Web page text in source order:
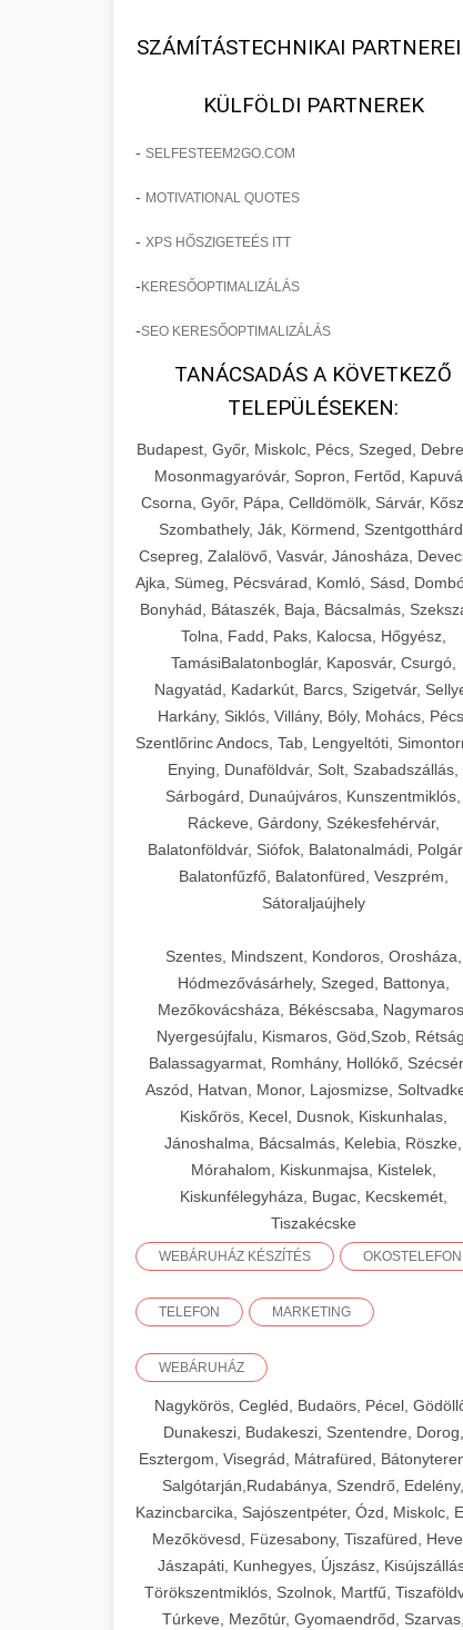
SZÁMÍTÁSTECHNIKAI
KÜLFÖLDI PARTNEREK
- SELFESTEEM2GO.COM
- MOTIVATIONAL QUOTES
- XPS HŐSZIGETEÉS ITT
- KERESŐOPTIMALIZÁLÁS
-SEO KERESŐOPTIMALIZÁLÁS
TANÁCSADÁS A KÖVETKEZŐ
TELEPÜLÉSEKEN:
Budapest, Győr, Miskolc, Pécs, Szeged,
Mosonmagyaróvár, Sopron, Fertőd,
Csorna, Győr, Pápa, Celldömölk, Sárvár,
Szombathely, Ják, Körmend, Szentgotthárd,
Csepreg, Zalalövő, Vasvár, Jánosháza,
Ajka, Sümeg, Pécsvárad, Komló, Sásd,
Bonyhád, Bátaszék, Baja, Bácsalmás,
Tolna, Fadd, Paks, Kalocsa, Hőgyész,
TamásiBalatonboglár, Kaposvár, Csurgó,
Nagyatád, Kadarkút, Barcs, Szigetvár,
Harkány, Siklós, Villány, Bóly, Mohács, Pécs,
Szentlőrinc Andocs, Tab, Lengyeltóti,
Enying, Dunaföldvár, Solt, Szabadszállás,
Sárbogárd, Dunaújváros, Kunszentmiklós,
Ráckeve, Gárdony, Székesfehérvár,
Balatonföldvár, Siófok, Balatonalmádi,
Balatonfűzfő, Balatonfüred, Veszprém,
Sátoraljaújhely
Szentes, Mindszent, Kondoros, Orosháza,
Hódmezővásárhely, Szeged, Battonya,
Mezőkovácsháza, Békéscsaba, Nagymaros,
Nyergesújfalu, Kismaros, Göd,Szob, Rétság,
Balassagyarmat, Romhány, Hollókő,
Aszód, Hatvan, Monor, Lajosmizse,
Kiskőrös, Kecel, Dusnok, Kiskunhalas,
Jánoshalma, Bácsalmás, Kelebia, Röszke,
Mórahalom, Kiskunmajsa, Kistelek,
Kiskunfélegyháza, Bugac, Kecskemét,
Tiszakécske
WEBÁRUHÁZ KÉSZÍTÉS OKOSTELEFON
TELEFON MARKETING
WEBÁRUHÁZ
Nagykörös, Cegléd, Budaörs, Pécel,
Dunakeszi, Budakeszi, Szentendre, Dorog,
Esztergom, Visegrád, Mátrafüred,
Salgótarján,Rudabánya, Szendrő, Edelény,
Kazincbarcika, Sajószentpéter, Ózd, Miskolc,
Mezőkövesd, Füzesabony, Tiszafüred,
Jászapáti, Kunhegyes, Újszász,
Törökszentmiklós, Szolnok, Martfű,
Túrkeve, Mezőtúr, Gyomaendrőd, Szarvas,